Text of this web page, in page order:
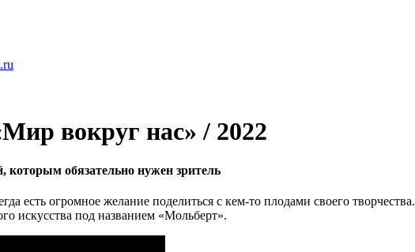
вокруг нас» / 2022
обязательно нужен зритель
есть огромное желание поделиться с кем-то плодами своего творчества.
искусства под названием «Мольберт».